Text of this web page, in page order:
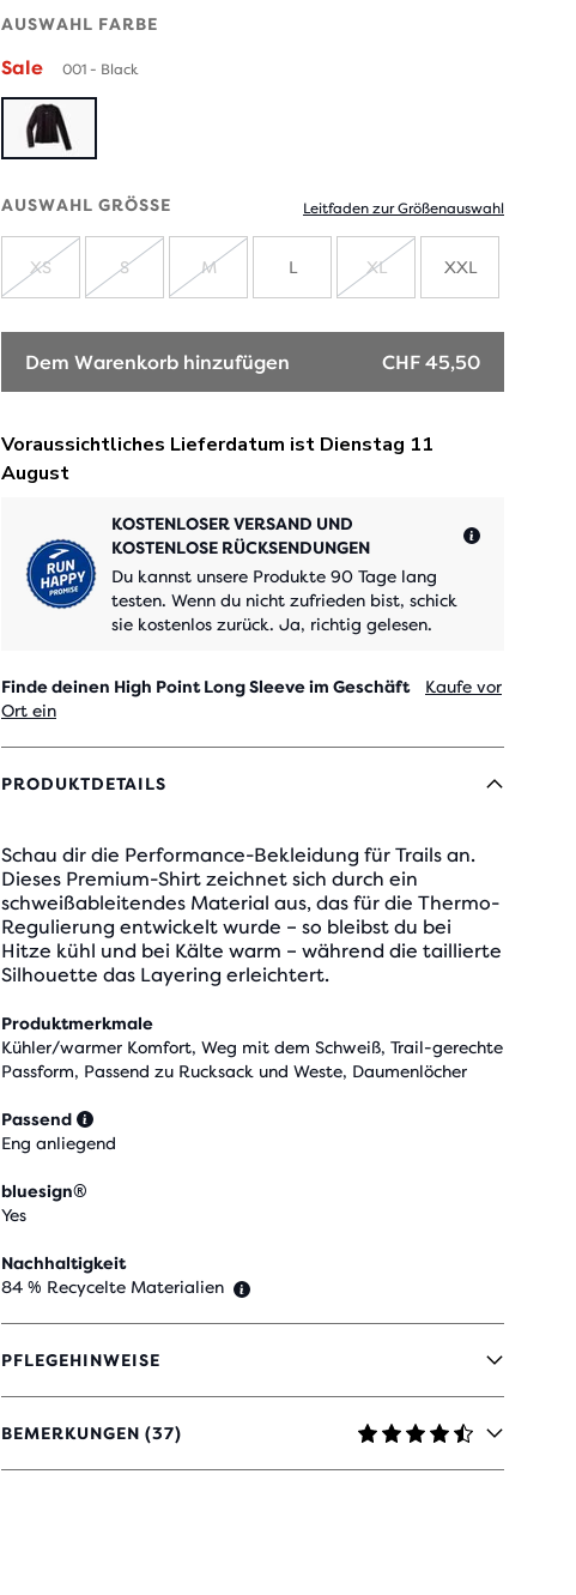
AUSWAHL FARBE
Sale 001 - Black
AUSWAHL GRÖSSE Leitfaden zur Größenauswahl
AUSVERKAUFT
XS
AUSVERKAUFT
S
AUSVERKAUFT
M L XL XXL
Dem Warenkorb hinzufügen CHF 45,50
KOSTENLOSER VERSAND UND
KOSTENLOSE RÜCKSENDUNGEN
Du kannst unsere Produkte 90 Tage lang
testen. Wenn du nicht zufrieden bist, schick
sie kostenlos zurück. Ja, richtig gelesen.
Finde deinen High Point Long Sleeve im Geschäft
Kaufe vor
Ort ein
PRODUKTDETAILS
Schau dir die Performance-Bekleidung für Trails an.
Dieses Premium-Shirt zeichnet sich durch ein
schweißableitendes Material aus, das für die Thermo-
Regulierung entwickelt wurde – so bleibst du bei
Hitze kühl und bei Kälte warm – während die taillierte
Silhouette das Layering erleichtert.
Produktmerkmale
Kühler/warmer Komfort, Weg mit dem Schweiß, Trail-gerechte
Passform, Passend zu Rucksack und Weste, Daumenlöcher
Passend
Eng anliegend
bluesign®
Yes
Nachhaltigkeit
84 % Recycelte Materialien
PFLEGEHINWEISE
BEMERKUNGEN (37)
4.4
VON